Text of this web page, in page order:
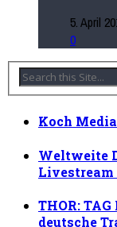
5. April
0
Koch
Weltweite
Livestream
THOR: TAG
deutsche